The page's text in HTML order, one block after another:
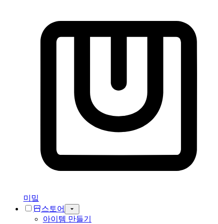
미밐
스토어
아이템 만들기